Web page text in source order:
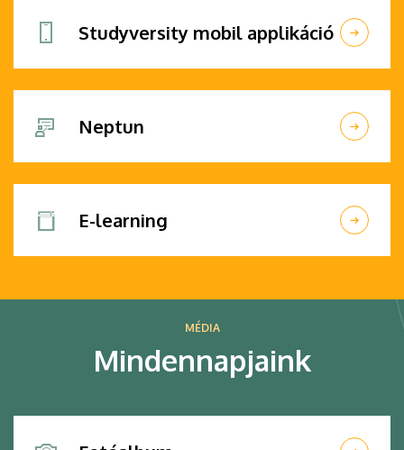
Studyversity mobil applikáció
Neptun
E-learning
MÉDIA
Mindennapjaink